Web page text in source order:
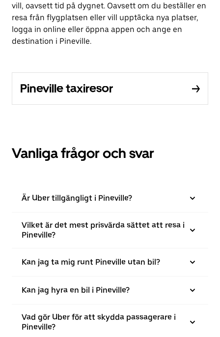
vill, oavsett tid på dygnet. Oavsett om du beställer en
resa från flygplatsen eller vill upptäcka nya platser,
logga in online eller öppna appen och ange en
destination i Pineville.
Pineville taxiresor
Vanliga frågor och svar
Är Uber tillgängligt i Pineville?
Vilket är det mest prisvärda sättet att resa i
Pineville?
Kan jag ta mig runt Pineville utan bil?
Kan jag hyra en bil i Pineville?
Vad gör Uber för att skydda passagerare i
Pineville?